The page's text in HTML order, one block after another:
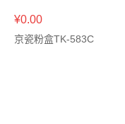
¥0.00
京瓷粉盒TK-583C